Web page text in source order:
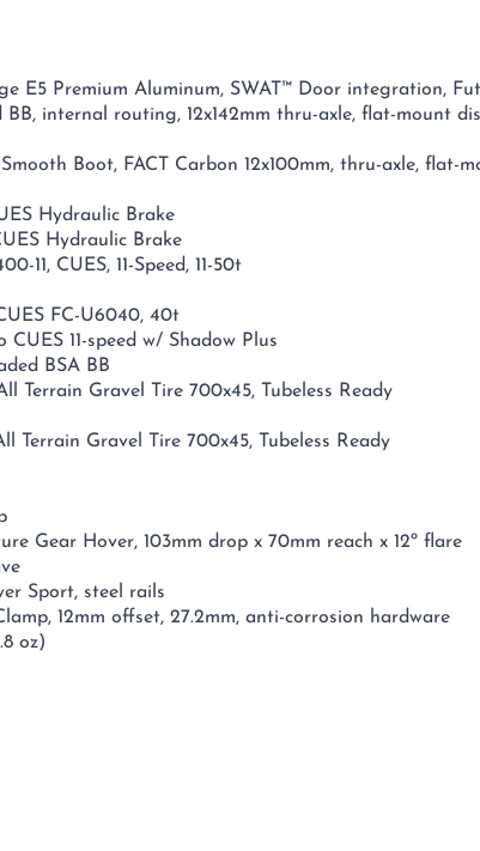
E5 Premium Aluminum, SWAT™ Door integration,
BB, internal routing, 12x142mm thru-axle, flat-mount
Boot, FACT Carbon 12x100mm, thru-axle, flat-
Hydraulic Brake
Hydraulic Brake
11, CUES, 11-Speed, 11-50t
FC-U6040, 40t
CUES 11-speed w/ Shadow Plus
BSA BB
Terrain Gravel Tire 700x45, Tubeless Ready
Terrain Gravel Tire 700x45, Tubeless Ready
Gear Hover, 103mm drop x 70mm reach x 12º flare
Sport, steel rails
12mm offset, 27.2mm, anti-corrosion hardware
oz)